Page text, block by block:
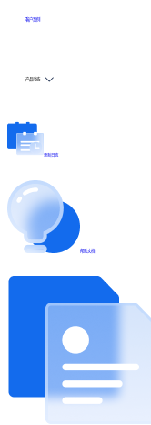
客户案例
产品动态
更新日志
帮助文档